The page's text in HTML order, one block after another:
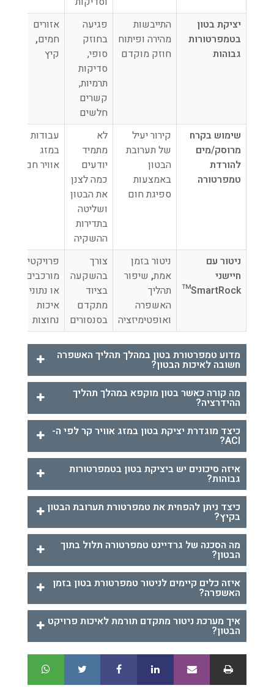
יציקת בטון
בטמפרטורות
גבוהות
התייבשות
מהירה ופיתוח
חוזק מוקדם
פגיעה
בחוזק
סופי,
סדיקות
תרמיות,
קשרים
חלשים
אזורים
חמים,
קיץ
שימוש בקרח
מרוסק/מים
להורדת
טמפרטורה
קירור יעיל
של תערובת
הבטון
באמצעות
ספיגת חום
לא
מתמיד
יודעים
כמה לצנן
את הבטון
ושליטה
בתדירות
ההשקיה
עבודות
במזג
אוויר חם
ניטור עם
חיישני
SmartRock™
ניטור בזמן
אמת, שיפור
תהליך
האשפרה
ואופטימיזציה
צורך
בהשקעה
בציוד
מתקדם
בסנסורים
פרויקטים
מורכבים
או נתוני
איכות
נחוצות
מדוע טמפרטורת בטון במהלך תהליך האשפרה
חשובה לאיכות הבטון?
מה קורה כאשר בטון מוקפא במהלך תהליך
ההידרציה?
כיצד מוגדרת יציקת בטון במזג אוויר קר לפי ה-
ACI?
איזה סיכונים יש ביציקת בטון בטמפרטורות
גבוהות?
כיצד ניתן להפחית את טמפרטורת תערובת הבטון
בקיץ?
מה הסכנה של גרדיינט טמפרטורה תלול בתוך
הבטון?
איזה כלים קיימים לניטור טמפרטורת בטון בזמן
האשפרה?
איך מערכת ניטור מתקדם תורמת לאיכות פרויקט
הבטון?